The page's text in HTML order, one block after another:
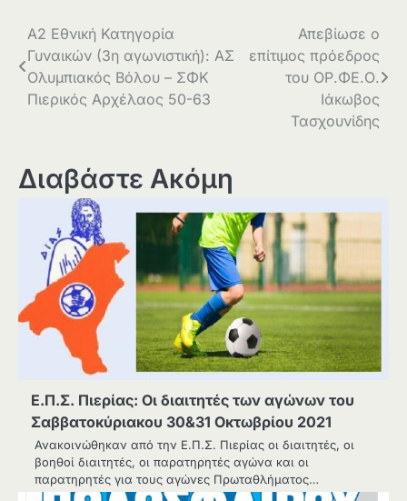
Πλοήγηση
άρθρων
Α2 Εθνική Κατηγορία
Γυναικών (3η αγωνιστική): ΑΣ
Ολυμπιακός Βόλου – ΣΦΚ
Πιερικός Αρχέλαος 50-63
Απεβίωσε ο
επίτιμος πρόεδρος
του ΟΡ.ΦΕ.Ο.
Ιάκωβος
Τασχουνίδης
Διαβάστε Ακόμη
Ε.Π.Σ. Πιερίας: Οι διαιτητές των αγώνων του
Σαββατοκύριακου 30&31 Οκτωβρίου 2021
Ανακοινώθηκαν από την Ε.Π.Σ. Πιερίας οι διαιτητές, οι
βοηθοί διαιτητές, οι παρατηρητές αγώνα και οι
παρατηρητές για τους αγώνες Πρωταθλήματος…